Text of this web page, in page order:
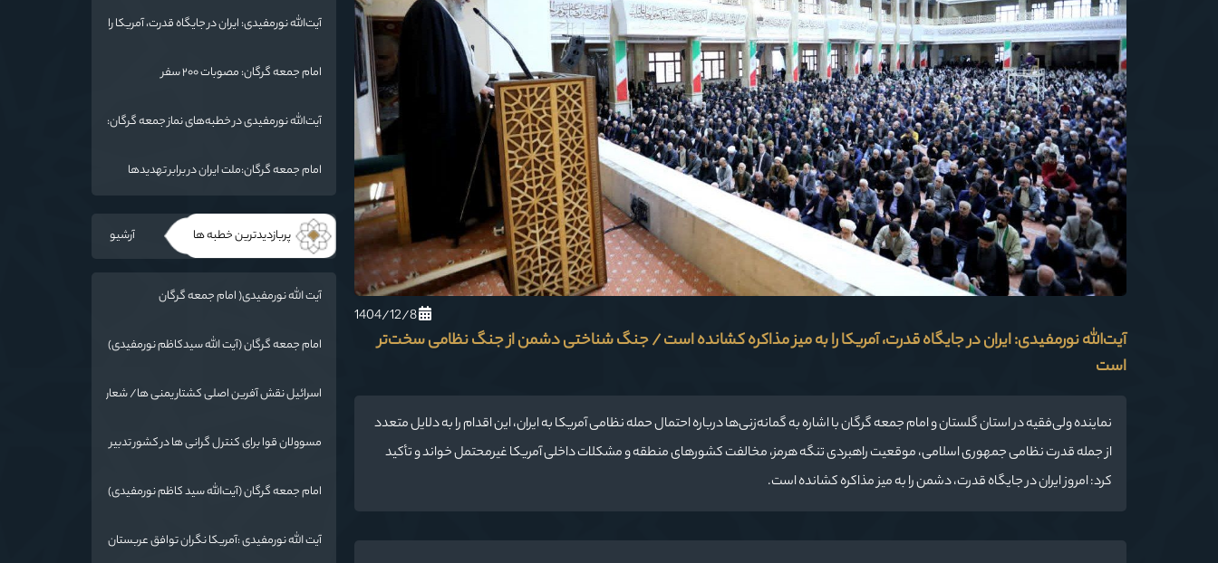
1404/12/8
آیت‌الله نورمفیدی: ایران در جایگاه قدرت، آمریکا را به میز مذاکره کشانده است / جنگ شناختی دشمن از جنگ نظامی سخت‌تر
است
نماینده ولی‌فقیه در استان گلستان و امام جمعه گرگان با اشاره به گمانه‌زنی‌ها درباره احتمال حمله نظامی آمریکا به ایران، این اقدام را به دلایل متعدد
از جمله قدرت نظامی جمهوری اسلامی، موقعیت راهبردی تنگه هرمز، مخالفت کشورهای منطقه و مشکلات داخلی آمریکا غیرمحتمل خواند و تأکید
کرد: امروز ایران در جایگاه قدرت، دشمن را به میز مذاکره کشانده است.
آیت‌الله نورمفیدی: ایران در جایگاه قدرت، آمریکا را
دشمن از جنگ نظامی سخت‌تر است
امام جمعه گرگان: مصوبات ۲۰۰ سفر
ما فرو بردن ناوگان شما در قعر دریا خواهد بود
آیت‌الله نورمفیدی در خطبه‌های نماز جمعه گرگان:
اصول عزت‌مداری باشد
امام جمعه گرگان:ملت ایران در برابر تهدیدها
پربازدیدترین خطبه ها آرشیو
آیت الله نورمفیدی( امام جمعه گرگان
جهان غیرقابل باور است
امام جمعه گرگان (آیت الله سیدکاظم نورمفیدی)
خراسان زیاد شد
اسرائیل نقش آفرین اصلی کشتار یمنی ها/ شعار
مسوولان قوا برای کنترل گرانی ها در کشور تدبیر
امام جمعه گرگان (آیت‌الله سید کاظم نورمفیدی)
است
آیت الله نورمفیدی :آمریکا نگران توافق عربستان